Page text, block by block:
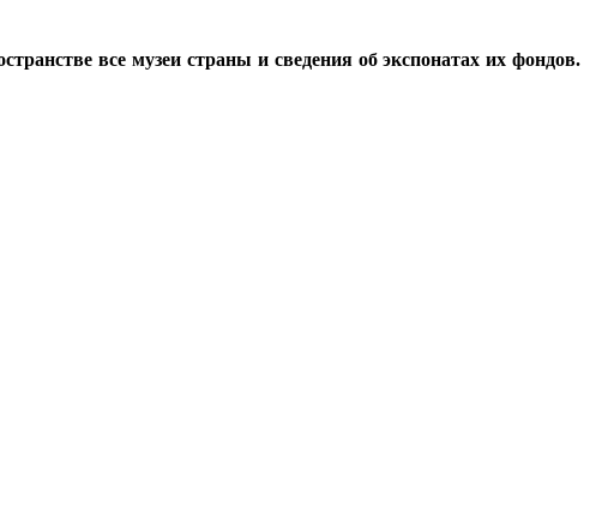
все музеи страны и сведения об экспонатах их фондов.